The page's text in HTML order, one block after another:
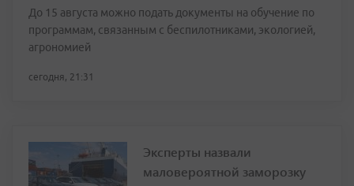
До 15 августа можно подать документы на обучение по
программам, связанным с беспилотниками, экологией,
агрономией
сегодня, 21:31
Эксперты назвали
маловероятной заморозку